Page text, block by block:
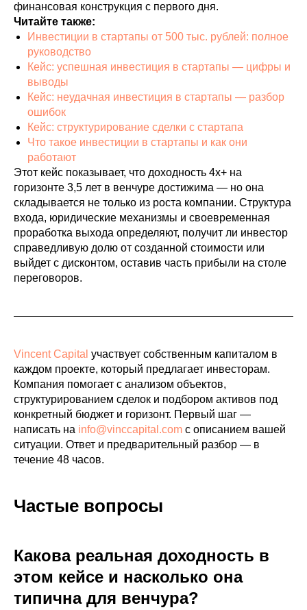
финансовая конструкция с первого дня.
Читайте также:
Инвестиции в стартапы от 500 тыс. рублей: полное
руководство
Кейс: успешная инвестиция в стартапы — цифры и
выводы
Кейс: неудачная инвестиция в стартапы — разбор
ошибок
Кейс: структурирование сделки с стартапа
Что такое инвестиции в стартапы и как они
работают
Этот кейс показывает, что доходность 4x+ на
горизонте 3,5 лет в венчуре достижима — но она
складывается не только из роста компании. Структура
входа, юридические механизмы и своевременная
проработка выхода определяют, получит ли инвестор
справедливую долю от созданной стоимости или
выйдет с дисконтом, оставив часть прибыли на столе
переговоров.
Vincent Capital участвует собственным капиталом в
каждом проекте, который предлагает инвесторам.
Компания помогает с анализом объектов,
структурированием сделок и подбором активов под
конкретный бюджет и горизонт. Первый шаг —
написать на info@vinccapital.com с описанием вашей
ситуации. Ответ и предварительный разбор — в
течение 48 часов.
Частые вопросы
Какова реальная доходность в
этом кейсе и насколько она
типична для венчура?